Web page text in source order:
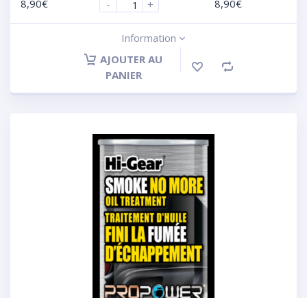
8,90€ - + 8,90€
Information
AJOUTER AU
PANIER